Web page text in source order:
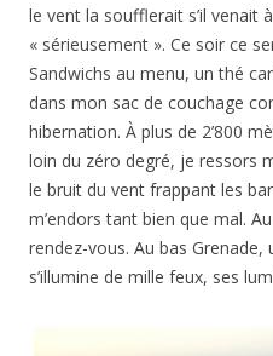
le vent la soufflerait s’il venait
« sérieusement ». Ce soir ce
Sandwichs au menu, un thé
dans mon sac de couchage
hibernation. À plus de 2’800
loin du zéro degré, je ressors
le bruit du vent frappant les
m’endors tant bien que mal.
rendez-vous. Au bas
s’illumine de mille feux, ses